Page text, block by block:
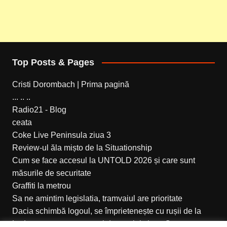
Top Posts & Pages
Cristi Dorombach | Prima pagină
... .. ..
Radio21 - Blog
ceata
Coke Live Peninsula ziua 3
Review-ul ăla mișto de la Situationship
Cum se face accesul la UNTOLD 2026 și care sunt
măsurile de securitate
Graffiti la metrou
Sa ne amintim legislatia, tramvaiul are prioritate
Dacia schimbă logoul, se împrietenește cu rușii de la
Lada, va ataca segmentul de mașini clasa C